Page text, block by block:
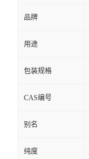
品牌
用途
包装规格
CAS编号
别名
纯度